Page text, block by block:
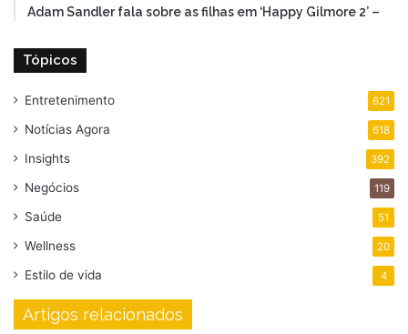
Adam Sandler fala sobre as filhas em ‘Happy Gilmore 2’ –
Tópicos
Entretenimento 621
Notícias Agora 618
Insights 392
Negócios 119
Saúde 51
Wellness 20
Estilo de vida 4
Artigos relacionados